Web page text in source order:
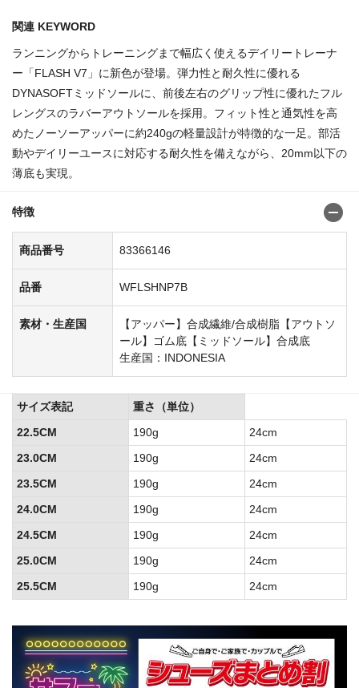
関連 KEYWORD
ランニングからトレーニングまで幅広く使えるデイリートレーナ
ー「FLASH V7」に新色が登場。弾力性と耐久性に優れる
DYNASOFTミッドソールに、前後左右のグリップ性に優れたフル
レングスのラバーアウトソールを採用。フィット性と通気性を高
めたノーソーアッパーに約240gの軽量設計が特徴的な一足。部活
動やデイリーユースに対応する耐久性を備えながら、20mm以下の
薄底も実現。
特徴
商品番号 83366146
品番 WFLSHNP7B
素材・生産国
【アッパー】合成繊維/合成樹脂【アウトソ
ール】ゴム底【ミッドソール】合成底
生産国：INDONESIA
サイズ表記
重さ（単位）
22.5CM
190g
24cm
23.0CM
190g
24cm
23.5CM
190g
24cm
24.0CM
190g
24cm
24.5CM
190g
24cm
25.0CM
190g
24cm
25.5CM
190g 24cm